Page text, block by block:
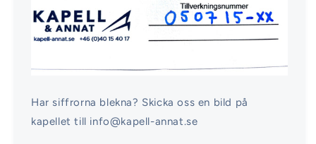
Har siffrorna blekna? Skicka oss en bild på
kapellet till info@kapell-annat.se